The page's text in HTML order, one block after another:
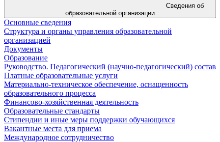
Сведения об
образовательной организации
Основные сведения
Структура и органы управления образовательной
организацией
Документы
Образование
Руководство. Педагогический (научно-педагогический) состав
Платные образовательные услуги
Материально-техническое обеспечение, оснащенность
образовательного процесса
Финансово-хозяйственная деятельность
Образовательные стандарты
Стипендии и иные меры поддержки обучающихся
Вакантные места для приема
Международное сотрудничество